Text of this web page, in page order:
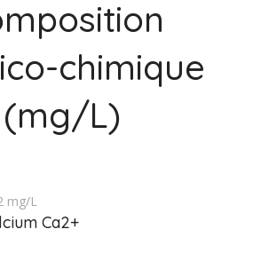
chimique
(mg/L)
mg/L
Ca2+